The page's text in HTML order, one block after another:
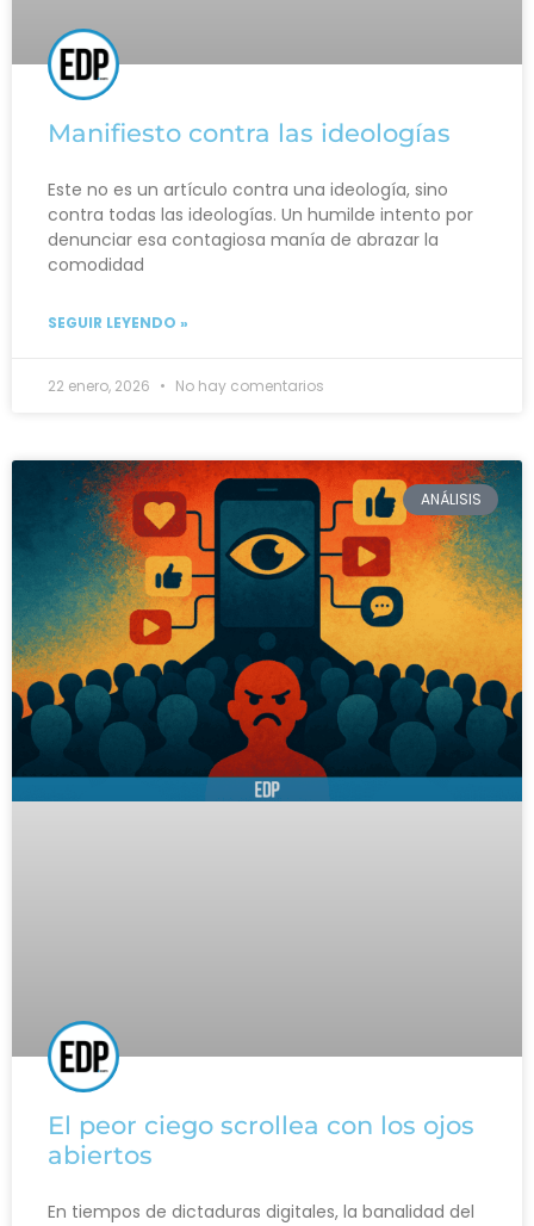
Manifiesto contra las ideologías
Este no es un artículo contra una ideología, sino
contra todas las ideologías. Un humilde intento por
denunciar esa contagiosa manía de abrazar la
comodidad
SEGUIR LEYENDO »
22 enero, 2026 No hay comentarios
ANÁLISIS
El peor ciego scrollea con los ojos
abiertos
En tiempos de dictaduras digitales, la banalidad del